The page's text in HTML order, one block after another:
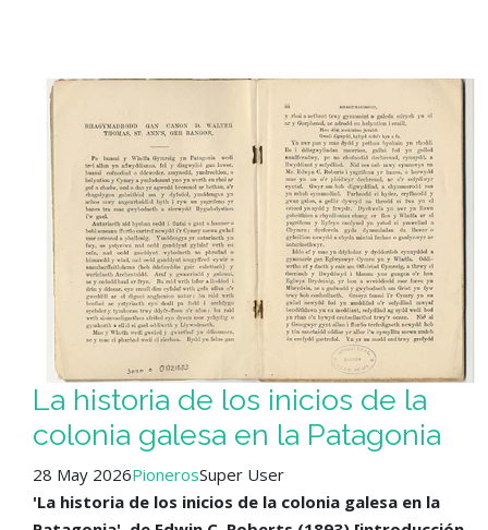
La historia de los inicios de la
colonia galesa en la Patagonia
28 May 2026PionerosSuper User
'La historia de los inicios de la colonia galesa en la